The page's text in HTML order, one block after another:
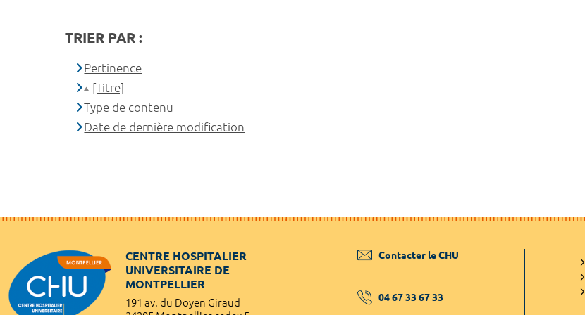
TRIER PAR :
Pertinence
[Titre]
Type de contenu
Date de dernière modification
CENTRE HOSPITALIER
UNIVERSITAIRE DE
MONTPELLIER
191 av. du Doyen Giraud
Contacter le CHU
04 67 33 67 33